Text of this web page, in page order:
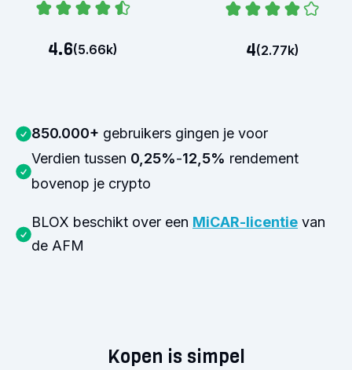
4.6(5.66k) 4(2.77k)
850.000+ gebruikers gingen je voor
Verdien tussen 0,25%-12,5% rendement
bovenop je crypto
BLOX beschikt over een MiCAR-licentie van
de AFM
Kopen is simpel